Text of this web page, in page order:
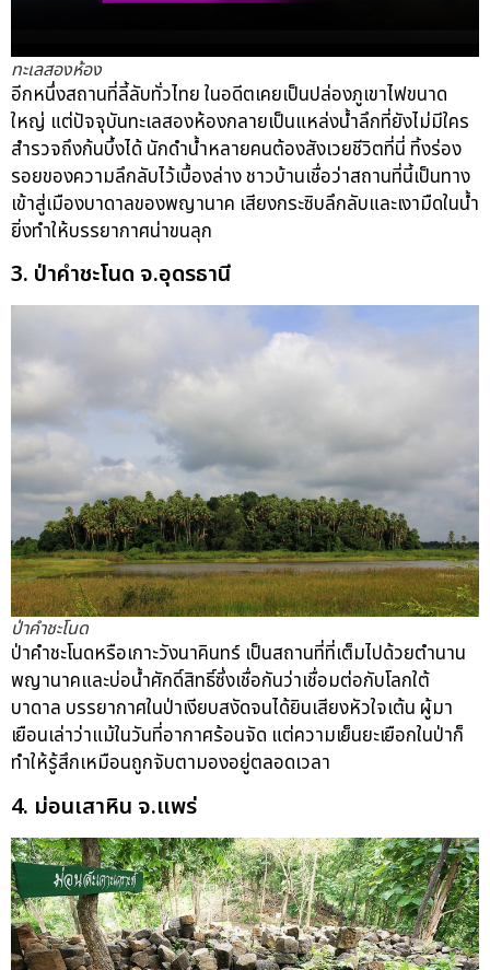
ทะเลสองห้อง
อีกหนึ่งสถานที่ลี้ลับทั่วไทย ในอดีตเคยเป็นปล่องภูเขาไฟขนาด
ใหญ่ แต่ปัจจุบันทะเลสองห้องกลายเป็นแหล่งน้ำลึกที่ยังไม่มีใคร
สำรวจถึงก้นบึ้งได้ นักดำน้ำหลายคนต้องสังเวยชีวิตที่นี่ ทิ้งร่อง
รอยของความลึกลับไว้เบื้องล่าง ชาวบ้านเชื่อว่าสถานที่นี้เป็นทาง
เข้าสู่เมืองบาดาลของพญานาค เสียงกระซิบลึกลับและเงามืดในน้ำ
ยิ่งทำให้บรรยากาศน่าขนลุก
3. ป่าคำชะโนด จ.อุดรธานี
ป่าคำชะโนด
ป่าคำชะโนดหรือเกาะวังนาคินทร์ เป็นสถานที่ที่เต็มไปด้วยตำนาน
พญานาคและบ่อน้ำศักดิ์สิทธิ์ซึ่งเชื่อกันว่าเชื่อมต่อกับโลกใต้
บาดาล บรรยากาศในป่าเงียบสงัดจนได้ยินเสียงหัวใจเต้น ผู้มา
เยือนเล่าว่าแม้ในวันที่อากาศร้อนจัด แต่ความเย็นยะเยือกในป่าก็
ทำให้รู้สึกเหมือนถูกจับตามองอยู่ตลอดเวลา
4. ม่อนเสาหิน จ.แพร่